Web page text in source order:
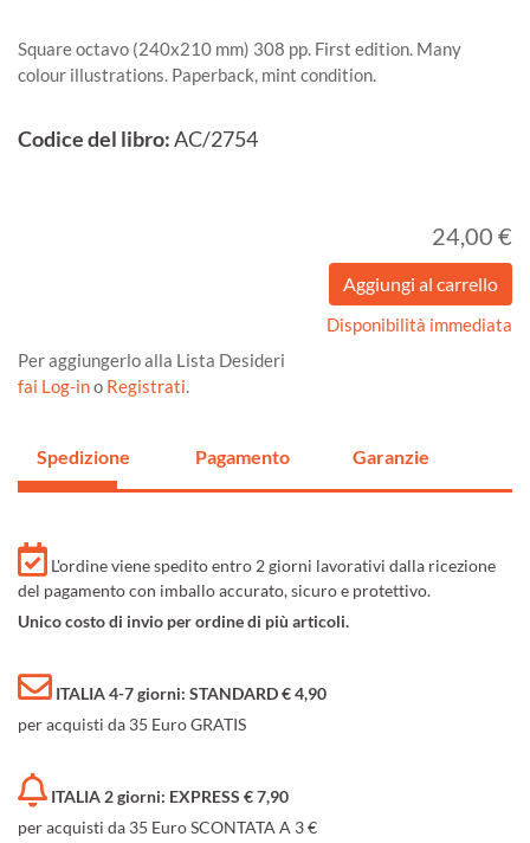
Square octavo (240x210 mm) 308 pp. First edition. Many
colour illustrations. Paperback, mint condition.
Codice del libro:AC/2754
24,00 €
Disponibilità immediata
Per aggiungerlo alla Lista Desideri
fai Log-ino Registrati.
Spedizione Pagamento Garanzie
L'ordine viene spedito entro 2 giorni lavorativi dalla ricezione
del pagamento con imballo accurato, sicuro e protettivo.
Unico costo di invio per ordine di più articoli.
ITALIA 4-7 giorni: STANDARD € 4,90
per acquisti da 35 Euro GRATIS
ITALIA 2 giorni: EXPRESS € 7,90
per acquisti da 35 Euro SCONTATA A 3 €